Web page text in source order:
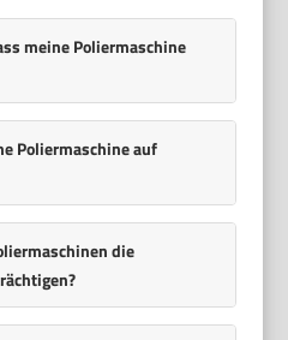
meine Poliermaschine
Poliermaschine auf
die